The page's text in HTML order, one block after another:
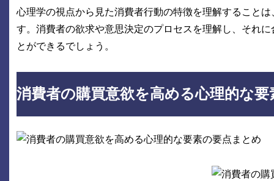
心理学の視点から見た消費者行動の特徴を理解すること
す。消費者の欲求や意思決定のプロセスを理解し、それ
とができるでしょう。
消費者の購買意欲を高める心理的な要